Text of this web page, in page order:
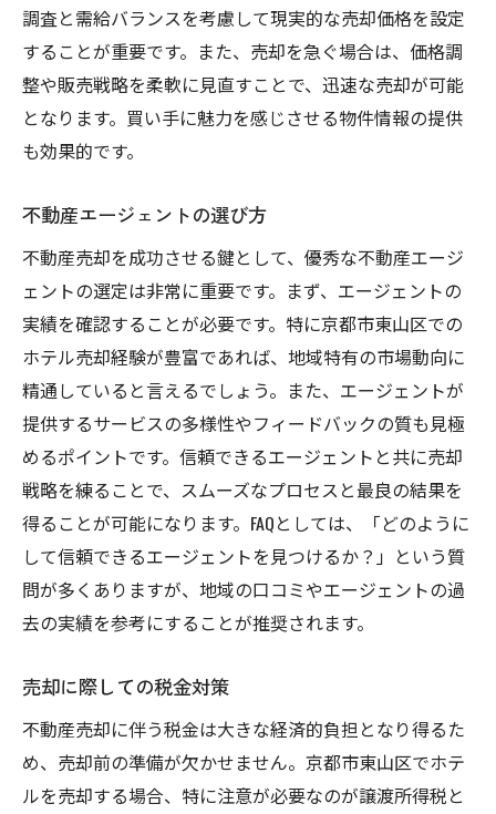
調査と需給バランスを考慮して現実的な売却価格を設定
することが重要です。また、売却を急ぐ場合は、価格調
整や販売戦略を柔軟に見直すことで、迅速な売却が可能
となります。買い手に魅力を感じさせる物件情報の提供
も効果的です。
不動産エージェントの選び方
不動産売却を成功させる鍵として、優秀な不動産エージ
ェントの選定は非常に重要です。まず、エージェントの
実績を確認することが必要です。特に京都市東山区での
ホテル売却経験が豊富であれば、地域特有の市場動向に
精通していると言えるでしょう。また、エージェントが
提供するサービスの多様性やフィードバックの質も見極
めるポイントです。信頼できるエージェントと共に売却
戦略を練ることで、スムーズなプロセスと最良の結果を
得ることが可能になります。FAQとしては、「どのように
して信頼できるエージェントを見つけるか？」という質
問が多くありますが、地域の口コミやエージェントの過
去の実績を参考にすることが推奨されます。
売却に際しての税金対策
不動産売却に伴う税金は大きな経済的負担となり得るた
め、売却前の準備が欠かせません。京都市東山区でホテ
ルを売却する場合、特に注意が必要なのが譲渡所得税と